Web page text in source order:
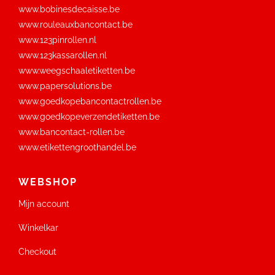
www.bobinesdecaisse.be
www.rouleauxbancontact.be
www.123pinrollen.nl
www.123kassarollen.nl
www.weegschaaletiketten.be
www.papersolutions.be
www.goedkopebancontactrollen.be
www.goedkopeverzendetiketten.be
www.bancontact-rollen.be
www.etikettengroothandel.be
WEBSHOP
Mijn account
Winkelkar
Checkout